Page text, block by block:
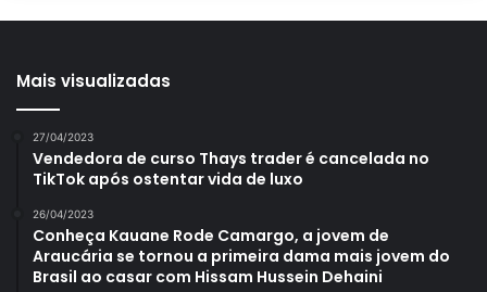
Mais visualizadas
27/04/2023
Vendedora de curso Thays trader é cancelada no
TikTok após ostentar vida de luxo
26/04/2023
Conheça Kauane Rode Camargo, a jovem de
Araucária se tornou a primeira dama mais jovem do
Brasil ao casar com Hissam Hussein Dehaini